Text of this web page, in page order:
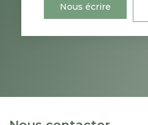
Nous écrire